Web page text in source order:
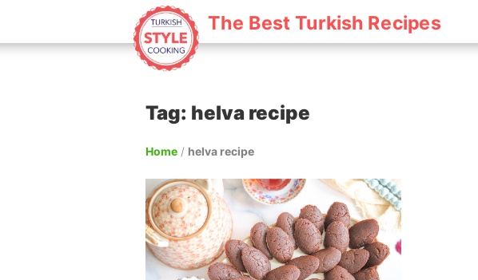
The Best Turkish Recipes
Tag: helva recipe
Home / helva recipe